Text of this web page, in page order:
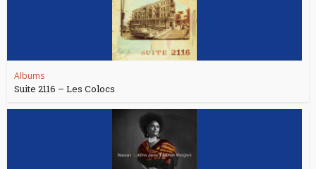
Albums
Suite 2116 – Les Colocs